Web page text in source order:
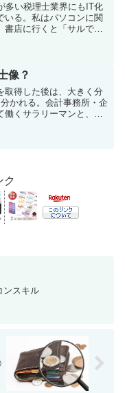
多い税理士業界にもIT化
いる。私はパソコンに関
書店に行くと「サルでも
、モ...
像？
取得した後は、大きく分
かれる。会計事務所・企
働くサラリーマンと、独
ク
ンスキル